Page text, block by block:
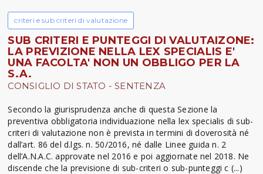
criteri e sub criteri di valutazione
SUB CRITERI E PUNTEGGI DI VALUTAIZONE:
LA PREVIZIONE NELLA LEX SPECIALIS E'
UNA FACOLTA' NON UN OBBLIGO PER LA
S.A.
CONSIGLIO DI STATO - SENTENZA
Secondo la giurisprudenza anche di questa Sezione la
preventiva obbligatoria individuazione nella lex specialis di sub-
criteri di valutazione non è prevista in termini di doverosità né
dall’art. 86 del d.lgs. n. 50/2016, né dalle Linee guida n. 2
dell’A.N.A.C. approvate nel 2016 e poi aggiornate nel 2018. Ne
discende che la previsione di sub-criteri o sub-punteggi c (...)